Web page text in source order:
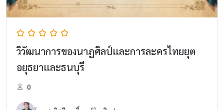
วิวัฒนาการของนาฏศิลป์และการละครไทยยุต
อยุธยาและธนบุรี
0